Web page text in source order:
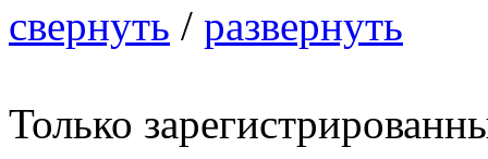
свернуть / развернуть
Только